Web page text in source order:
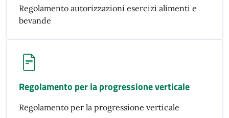
Regolamento autorizzazioni esercizi alimenti e
bevande
Regolamento per la progressione verticale
Regolamento per la progressione verticale